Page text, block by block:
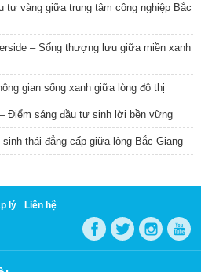
tư vàng giữa trung tâm công nghiệp Bắc
– Sống thượng lưu giữa miền xanh
gian sống xanh giữa lòng đô thị
Điểm sáng đầu tư sinh lời bền vững
thái đẳng cấp giữa lòng Bắc Giang
lý Liên hệ